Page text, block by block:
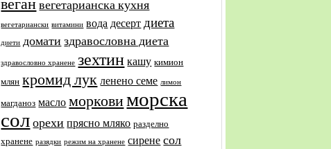
вегетарианска кухня
вегетариански витамини вода десерт диета
диети домати здравословна диета
здравословно хранене зехтин кашу кимион
млян кромид лук ленено семе лимон
магданоз масло морковиморска
солорехи прясно мляко разделно
хранене разядки режим на хранене сирене сол